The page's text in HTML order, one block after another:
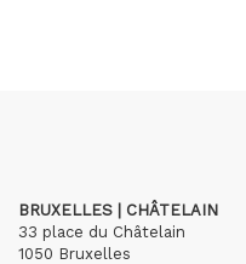
BRUXELLES | CHÂTELAIN
33 place du Châtelain
1050 Bruxelles